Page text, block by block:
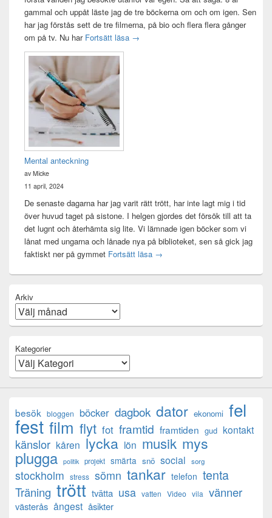
gammal och uppåt läste jag de tre böckerna om och om igen. Sen
har jag förstås sett de tre filmerna, på bio och flera flera gånger
om på tv. Nu har Fortsätt läsa Sagan om ringen-maraton
→
Mental anteckning
av Micke
11 april, 2024
De senaste dagarna har jag varit rätt trött, har inte lagt mig i tid
över huvud taget på sistone. I helgen gjordes det försök till att ta
det lugnt och återhämta sig lite. Vi lämnade igen böcker som vi
lånat med ungarna och lånade nya på biblioteket, sen så gick jag
faktiskt ner på gymmet Fortsätt läsa Mental anteckning
→
Arkiv
Kategorier
besök bloggen böcker dagbok dator ekonomi fel
fest film flyt fot framtid framtiden gud kontakt
känslor kåren lycka lön musik mys
plugga politik projekt smärta snö social sorg
stockholm stress sömn tankar telefon tenta
Träning trött tvätta usa vatten Video vila vänner
västerås ångest åsikter